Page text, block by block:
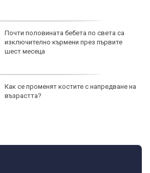
Почти половината бебета по света са
изключително кърмени през първите
шест месеца
Как се променят костите с напредване на
възрастта?